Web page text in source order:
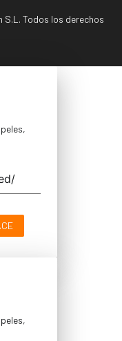
Todos los derechos